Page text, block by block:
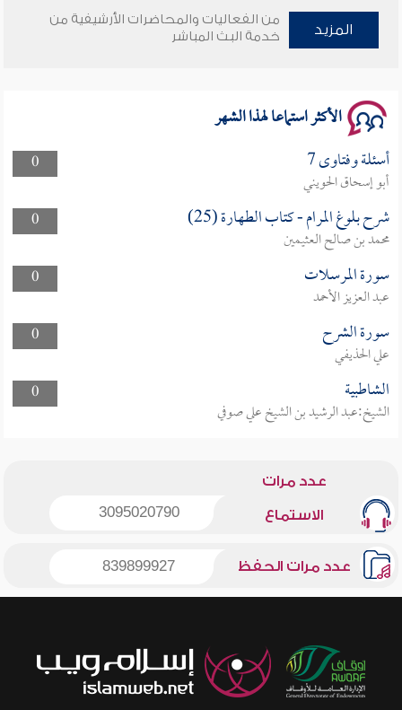
المزيد
من الفعاليات والمحاضرات الأرشيفية من
خدمة البث المباشر
الأكثر استماعا لهذا الشهر
0 أسئلة وفتاوى 7
أبو إسحاق الحويني
0
شرح بلوغ المرام - كتاب الطهارة (25)
محمد بن صالح العثيمين
0
سورة المرسلات
عبد العزيز الأحمد
0
سورة الشرح
علي الحذيفي
0
الشاطبية
الشيخ:عبد الرشيد بن الشيخ علي صوفي
عدد مرات
الاستماع 3095020790
عدد مرات الحفظ 839899927